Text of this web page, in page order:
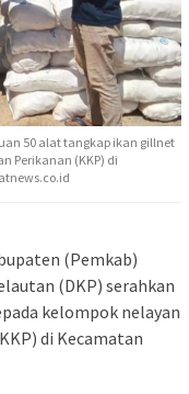
50 alat tangkap ikan gillnet
Perikanan (KKP) di
(Pemkab)
(DKP) serahkan
kelompok nelayan
di Kecamatan